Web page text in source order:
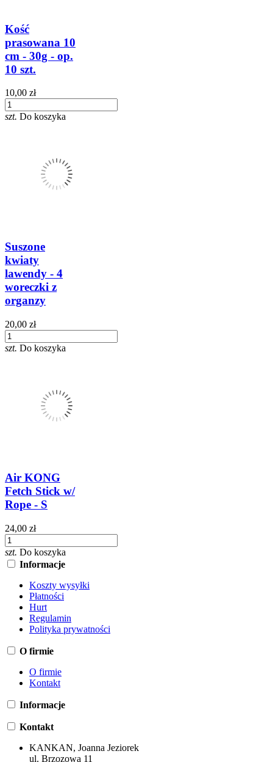
Kość
prasowana 10
cm - 30g - op.
10 szt.
10,00 zł
szt. Do koszyka
Suszone
kwiaty
lawendy - 4
woreczki z
organzy
20,00 zł
szt. Do koszyka
Air KONG
Fetch Stick w/
Rope - S
24,00 zł
szt. Do koszyka
Informacje
Koszty wysyłki
Płatności
Hurt
Regulamin
Polityka prywatności
O firmie
O firmie
Kontakt
Informacje
Kontakt
KANKAN, Joanna Jeziorek
ul. Brzozowa 11